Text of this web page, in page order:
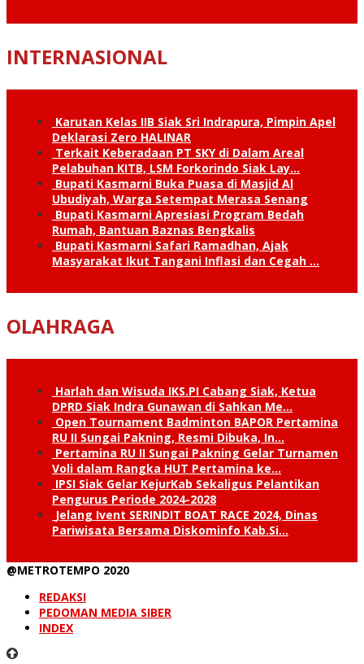
INTERNASIONAL
Karutan Kelas IIB Siak Sri Indrapura, Pimpin Apel
Deklarasi Zero HALINAR
Terkait Keberadaan PT SKY di Dalam Areal
Pelabuhan KITB, LSM Forkorindo Siak Lay…
Bupati Kasmarni Buka Puasa di Masjid Al
Ubudiyah, Warga Setempat Merasa Senang
Bupati Kasmarni Apresiasi Program Bedah
Rumah, Bantuan Baznas Bengkalis
Bupati Kasmarni Safari Ramadhan, Ajak
Masyarakat Ikut Tangani Inflasi dan Cegah …
OLAHRAGA
Harlah dan Wisuda IKS.PI Cabang Siak, Ketua
DPRD Siak Indra Gunawan di Sahkan Me…
Open Tournament Badminton BAPOR Pertamina
RU II Sungai Pakning, Resmi Dibuka, In…
Pertamina RU II Sungai Pakning Gelar Turnamen
Voli dalam Rangka HUT Pertamina ke…
IPSI Siak Gelar KejurKab Sekaligus Pelantikan
Pengurus Periode 2024-2028
Jelang Ivent SERINDIT BOAT RACE 2024, Dinas
Pariwisata Bersama Diskominfo Kab.Si…
@METROTEMPO 2020
REDAKSI
PEDOMAN MEDIA SIBER
INDEX